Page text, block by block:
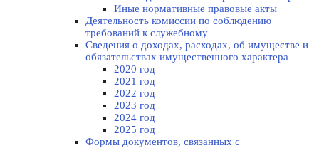
Иные нормативные правовые акты
Деятельность комиссии по соблюдению
требований к служебному
Сведения о доходах, расходах, об имуществе и
обязательствах имущественного характера
2020 год
2021 год
2022 год
2023 год
2024 год
2025 год
Формы документов, связанных с